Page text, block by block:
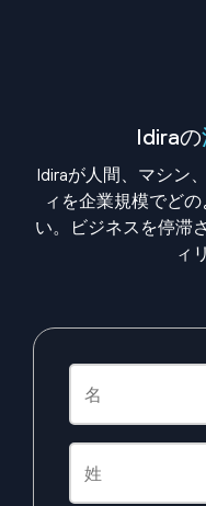
Idiraの
Idiraが人間、マシン
ィを企業規模でど
い。ビジネスを停滞
ィ